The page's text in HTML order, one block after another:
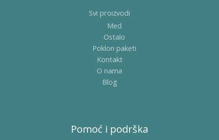
Svi proizvodi
Med
Ostalo
Poklon paketi
Kontakt
O nama
Blog
Pomoć i podrška